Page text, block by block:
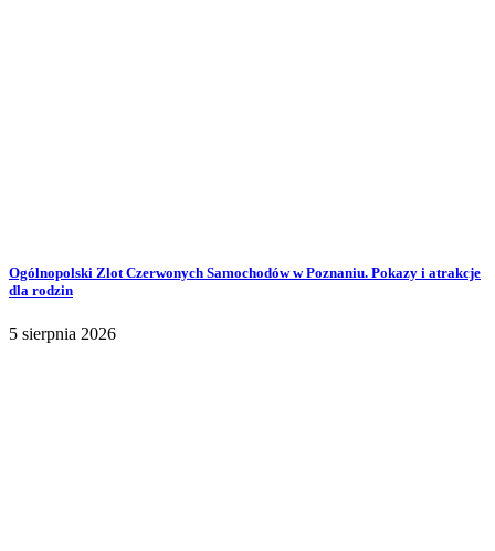
Ogólnopolski Zlot Czerwonych Samochodów w Poznaniu. Pokazy i atrakcje
dla rodzin
5 sierpnia 2026